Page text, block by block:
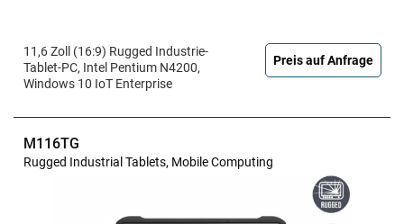
11,6 Zoll (16:9) Rugged Industrie-
Tablet-PC, Intel Pentium N4200,
Windows 10 IoT Enterprise
Preis auf Anfrage
M116TG
Rugged Industrial Tablets, Mobile Computing